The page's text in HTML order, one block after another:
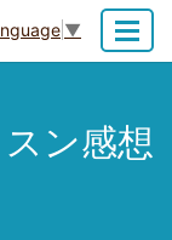
▼
ン感想